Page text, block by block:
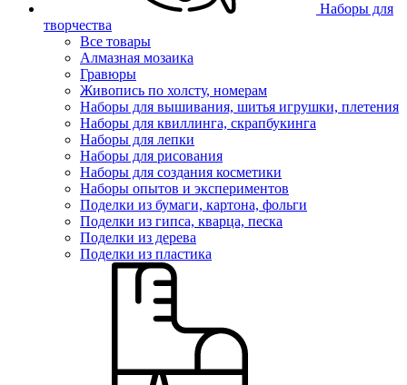
Наборы для
творчества
Все товары
Алмазная мозаика
Гравюры
Живопись по холсту, номерам
Наборы для вышивания, шитья игрушки, плетения
Наборы для квиллинга, скрапбукинга
Наборы для лепки
Наборы для рисования
Наборы для создания косметики
Наборы опытов и экспериментов
Поделки из бумаги, картона, фольги
Поделки из гипса, кварца, песка
Поделки из дерева
Поделки из пластика